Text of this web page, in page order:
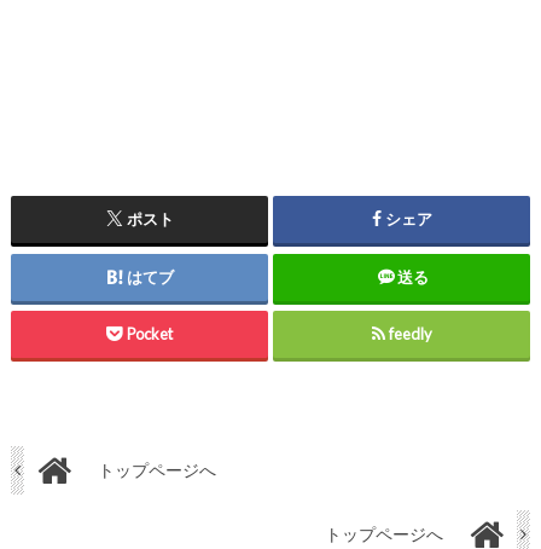
ポスト シェア
はてブ 送る
Pocket feedly
トップページへ
トップページへ